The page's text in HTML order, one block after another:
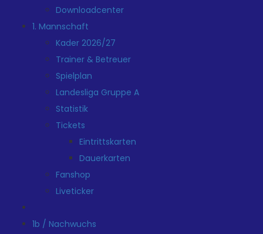
Downloadcenter
1. Mannschaft
Kader 2026/27
Trainer & Betreuer
Spielplan
Landesliga Gruppe A
Statistik
Tickets
Eintrittskarten
Dauerkarten
Fanshop
Liveticker
1b / Nachwuchs